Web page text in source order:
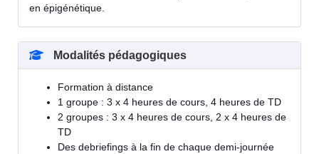
en épigénétique.
Modalités pédagogiques
Formation à distance
1 groupe : 3 x 4 heures de cours, 4 heures de TD
2 groupes : 3 x 4 heures de cours, 2 x 4 heures de
TD
Des debriefings à la fin de chaque demi-journée